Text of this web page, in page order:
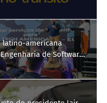
latino-americana
de Software;